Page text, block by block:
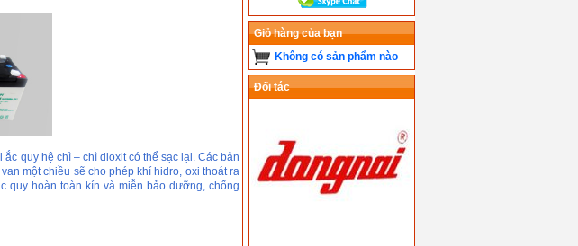
ắc quy hệ chì – chì dioxit có thể sạc lại. Các bản
một chiều sẽ cho phép khí hidro, oxi thoát ra
quy hoàn toàn kín và miễn bảo dưỡng, chống
Giỏ hàng của bạn
Không có sản phẩm nào
Đối tác